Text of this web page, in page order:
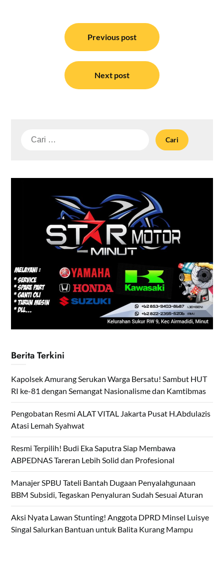
Previous post
Next post
Cari
Berita Terkini
Kapolsek Amurang Serukan Warga Bersatu! Sambut HUT
RI ke-81 dengan Semangat Nasionalisme dan Kamtibmas
Pengobatan Resmi ALAT VITAL Jakarta Pusat H.Abdulazis
Atasi Lemah Syahwat
Resmi Terpilih! Budi Eka Saputra Siap Membawa
ABPEDNAS Tareran Lebih Solid dan Profesional
Manajer SPBU Tateli Bantah Dugaan Penyalahgunaan
BBM Subsidi, Tegaskan Penyaluran Sudah Sesuai Aturan
Aksi Nyata Lawan Stunting! Anggota DPRD Minsel Luisye
Singal Salurkan Bantuan untuk Balita Kurang Mampu